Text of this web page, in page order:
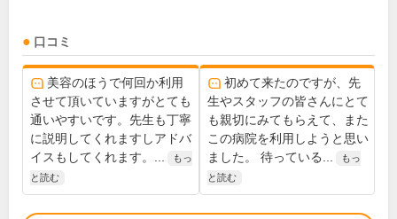
口コミ
美容のほうで何回か利用
させて頂いていますがとても
通いやすいです。先生も丁寧
に説明してくれますしアドバ
イスもしてくれます。...
もっ
と読む
初めて来たのですが、先
生やスタッフの皆さんにとて
も親切にみてもらえて、また
この病院を利用しようと思い
ました。 待っている...
もっ
と読む